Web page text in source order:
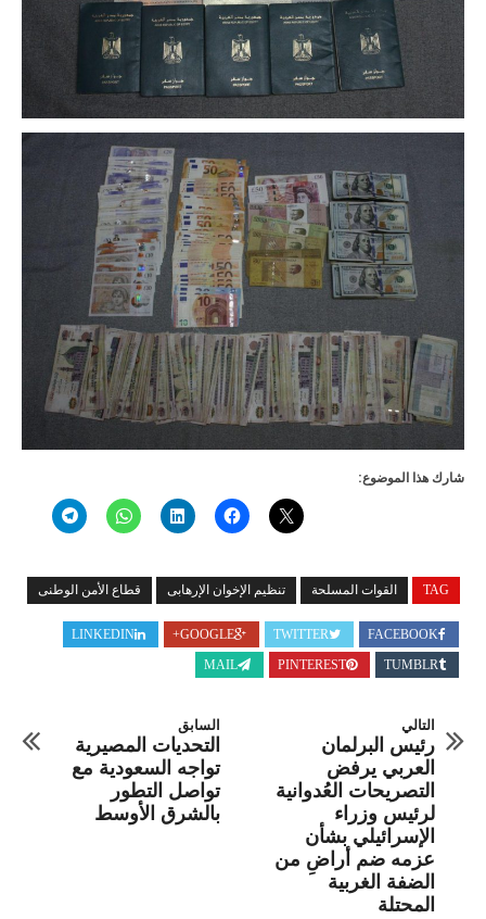
شارك هذا الموضوع:
TAG القوات المسلحة تنظيم الإخوان الإرهابى قطاع الأمن الوطنى
FACEBOOK
TWITTER
GOOGLE+
LINKEDIN
TUMBLR
PINTEREST
MAIL
السابق
التحديات المصيرية
تواجه السعودية مع
تواصل التطور
بالشرق الأوسط
التالي
رئيس البرلمان
العربي يرفض
التصريحات العُدوانية
لرئيس وزراء
الإسرائيلي بشأن
عزمه ضم أراضِ من
الضفة الغربية
المحتلة